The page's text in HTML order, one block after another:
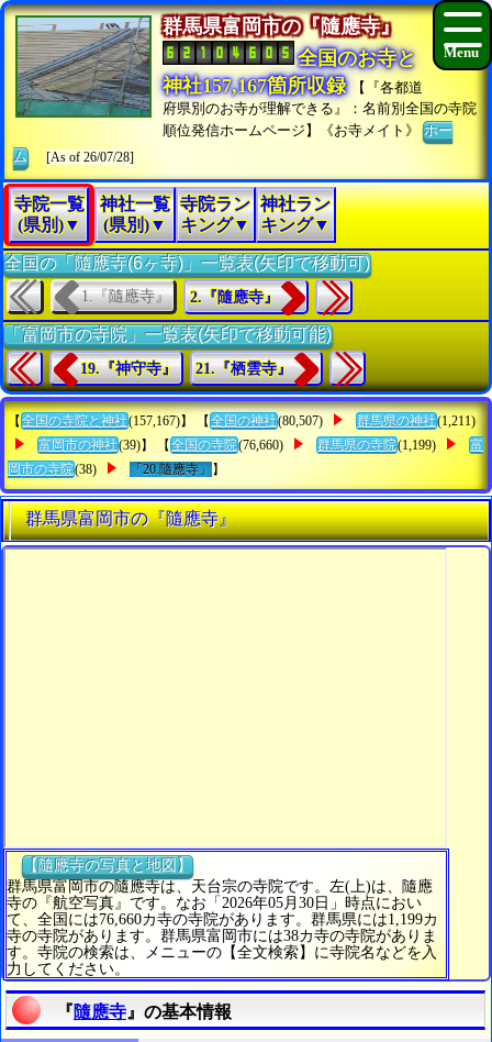
群馬県富岡市の『隨應寺』
全国のお寺と
神社157,167箇所収録
【『各都道
府県別のお寺が理解できる』：名前別全国の寺院
順位発信ホームページ】《お寺メイト》ホー
ム
[As of 26/07/28]
寺院一覧
(県別)▼
神社一覧
(県別)▼
寺院ラン
キング▼
神社ラン
キング▼
全国の「隨應寺(6ヶ寺)」一覧表(矢印で移動可)
1.『隨應寺』 2.『隨應寺』
「富岡市の寺院」一覧表(矢印で移動可能)
19.『神守寺』 21.『栖雲寺』
【 全国の寺院と神社(157,167)】 【 全国の神社(80,507) 群馬県の神社(1,211)
富岡市の神社(39)】 【 全国の寺院(76,660) 群馬県の寺院(1,199)
富
岡市の寺院(38) 「20.隨應寺」 】
群馬県富岡市の『隨應寺』
【隨應寺の写真と地図】
群馬県富岡市の隨應寺は、天台宗の寺院です。左(上)は、隨應
寺の『航空写真』です。なお「2026年05月30日」時点におい
て、全国には76,660カ寺の寺院があります。群馬県には1,199カ
寺の寺院があります。群馬県富岡市には38カ寺の寺院がありま
す。寺院の検索は、メニューの【全文検索】に寺院名などを入
力してください。
『隨應寺 』の基本情報